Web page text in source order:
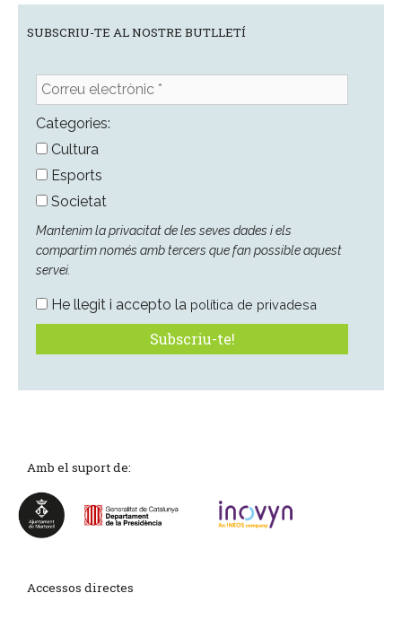
SUBSCRIU-TE AL NOSTRE BUTLLETÍ
Correu
electrònic
*Categories:
Cultura
Esports
Societat
Mantenim la privacitat de les seves dades i els
compartim només amb tercers que fan possible aquest
servei.
He llegit i accepto la política de privadesa
Amb el suport de:
Accessos directes